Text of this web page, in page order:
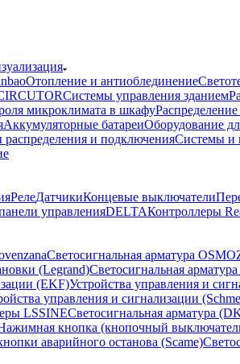
Отопление и антиоблединение
Системы управления зданием
микроклимата в шкафу
Аккумуляторные батареиОборудование
и подключенияСистемы и
РелеДатчикиКонцевые выключатели
управленияDELTAКонтроллеры
Светосигнальная арматура
(Legrand)Светосигнальная
(EKF)Устройства управления и
управления и сигнализации
LSSINEСветосигнальная арматура
кнопка (кнопочный
аварийного останова (Scame)